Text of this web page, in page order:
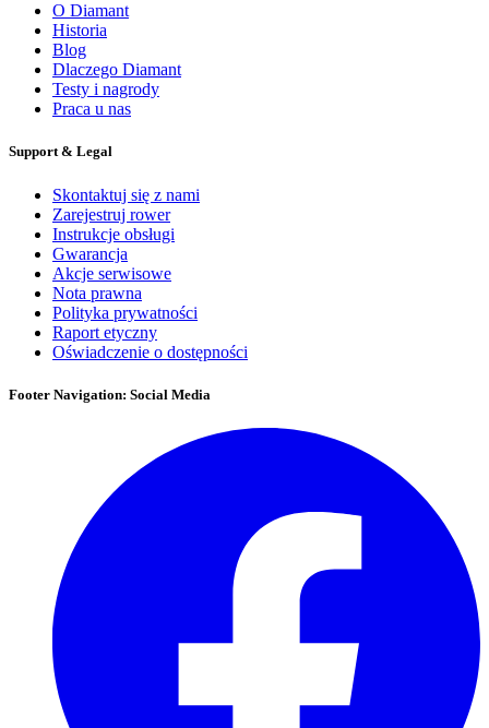
O Diamant
Historia
Blog
Dlaczego Diamant
Testy i nagrody
Praca u nas
Support & Legal
Skontaktuj się z nami
Zarejestruj rower
Instrukcje obsługi
Gwarancja
Akcje serwisowe
Nota prawna
Polityka prywatności
Raport etyczny
Oświadczenie o dostępności
Footer Navigation: Social Media